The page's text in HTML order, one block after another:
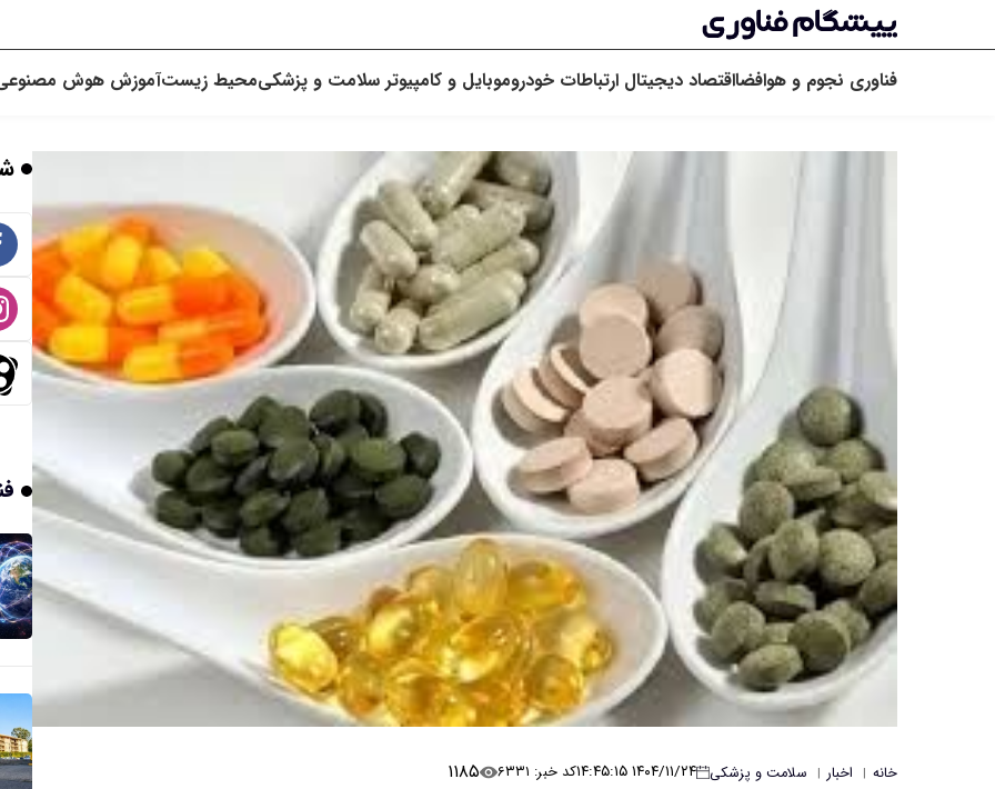
فناوری نجوم و هوافضااقتصاد دیجیتال ارتباطات خودروموبایل و کامپیوتر سلامت و پزشکیمحیط زیستآموزش هوش
خانه | اخبار | سلامت و پزشکی ۱۴۰۴/۱۱/۲۴ ۱۴:۴۵:۱۵ کد خبر: ۶۳۳۱ ۱۱۸۵